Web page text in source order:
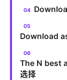
Download
The N best
选择